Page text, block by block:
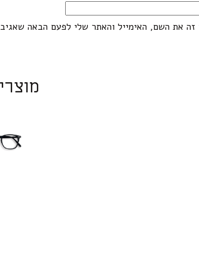
זה את השם, האימייל והאתר שלי לפעם הבאה